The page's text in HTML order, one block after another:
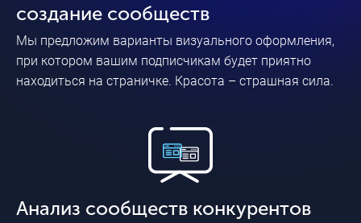
создание сообществ
Мы предложим варианты визуального оформления,
при котором вашим подписчикам будет приятно
находиться на страничке. Красота – страшная сила.
Анализ сообществ конкурентов